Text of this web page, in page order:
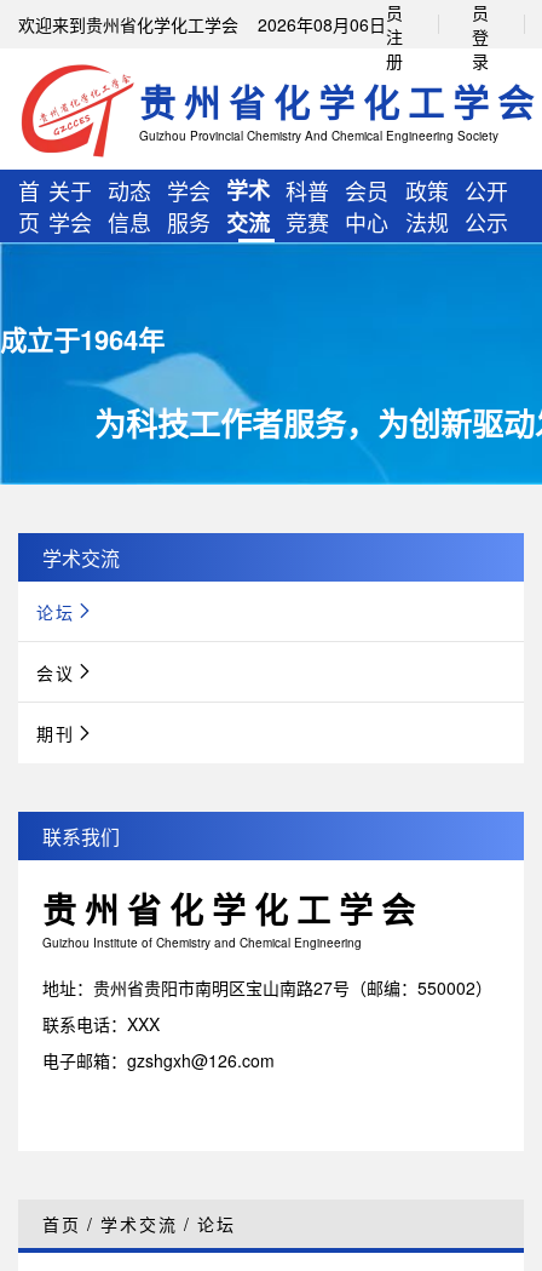
欢迎来到贵州省化学化工学会 2026年08月06日 员
注
册
员
登
录
贵州省化学化工学会
Guizhou Provincial Chemistry And Chemical Engineering Society
首
页
关于
学会
动态
信息
学会
服务
学术
交流
科普
竞赛
会员
中心
政策
法规
公开
公示
成立于1964年
为科技工作者服务，为创新驱
学术交流
论坛
会议
期刊
联系我们
贵州省化学化工学会
Guizhou Institute of Chemistry and Chemical Engineering
地址：贵州省贵阳市南明区宝山南路27号（邮编：550002）
联系电话：XXX
电子邮箱：gzshgxh@126.com
首页 / 学术交流 / 论坛